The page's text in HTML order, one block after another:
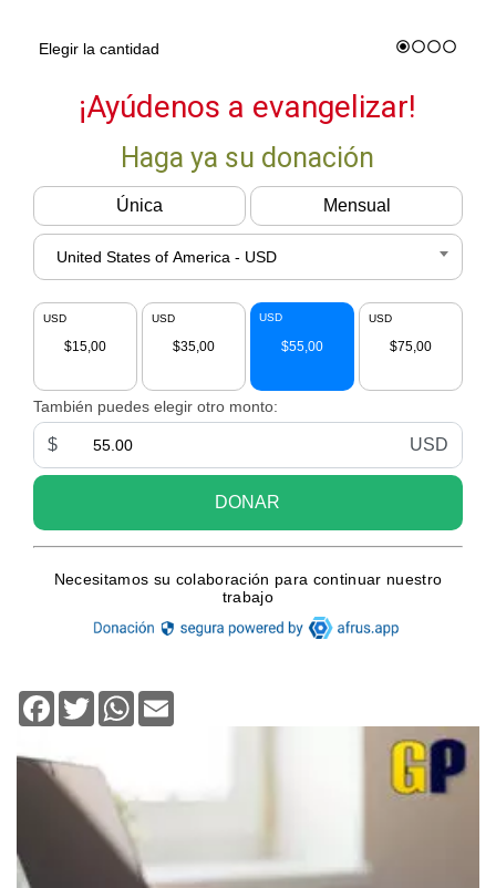
Facebook
TwitterWhatsApp